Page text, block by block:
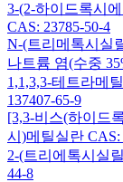
3-(2-하이드록시
CAS: 23785-50-4
N-(트리메톡시실
나트륨 염(수중
1,1,3,3-테트라메
137407-65-9
[3,3-비스(하이드
시)메틸실란 CAS:
2-(트리에톡시실
44-8